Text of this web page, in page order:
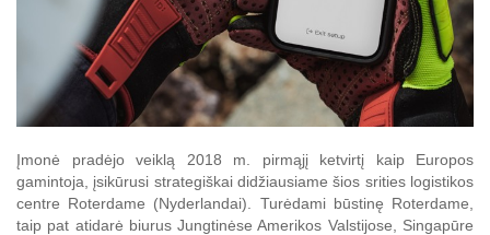
Įmonė pradėjo veiklą 2018 m. pirmąjį ketvirtį kaip Europos
gamintoja, įsikūrusi strategiškai didžiausiame šios srities logistikos
centre Roterdame (Nyderlandai). Turėdami būstinę Roterdame,
taip pat atidarė biurus Jungtinėse Amerikos Valstijose, Singapūre